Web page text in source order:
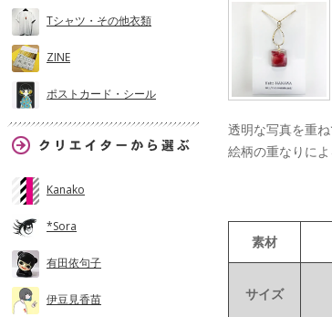
透明な写真を重
絵柄の重なりに
素材
サイズ
Tシャツ・その他衣類
ZINE
ポストカード・シール
Kanako
*Sora
有田依句子
伊豆見香苗